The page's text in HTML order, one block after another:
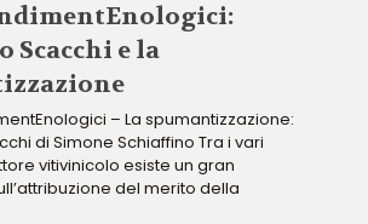
Scacchi e la
– La spumantizzazione:
di Simone Schiaffino Tra i vari
vitivinicolo esiste un gran
del merito della